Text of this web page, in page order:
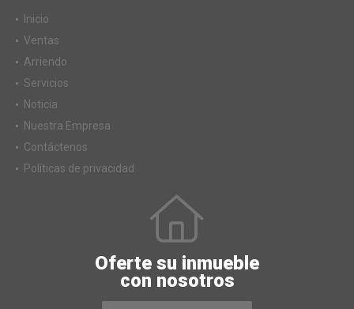
Inicio
Ventas
Arriendo
Servicios
Noticia
Nuestra Empresa
Contáctenos
Políticas de privacidad
Oferte su inmueble
con nosotros